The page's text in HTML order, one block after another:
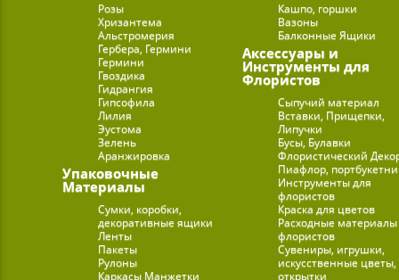
Розы
Хризантема
Альстромерия
Гербера, Гермини
Гермини
Гвоздика
Гидрангия
Гипсофила
Лилия
Эустома
Зелень
Аранжировка
Упаковочные
Материалы
Сумки, коробки,
декоративные ящики
Ленты
Пакеты
Рулоны
Каркасы Манжетки
Кашпо, горшки
Вазоны
Балконные Ящики
Аксессуары и
Инструменты для
Флористов
Сыпучий материал
Вставки, Прищепки,
Липучки
Бусы, Булавки
Флористический
Пиафлор,
Инструменты для
флористов
Краска для цветов
Расходные
флористов
Сувениры, игрушки,
искусственные цветы,
открытки